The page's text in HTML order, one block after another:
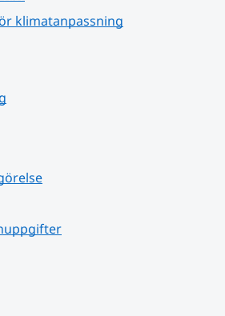
klimatanpassning